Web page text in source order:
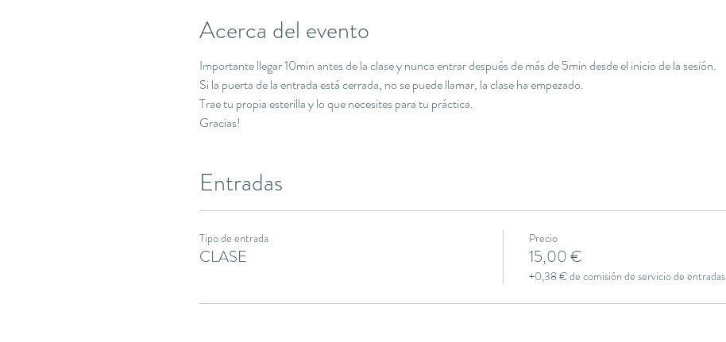
Acerca del evento
Importante llegar 10min antes de la clase y nunca entrar después de más de 5min desde el inicio de la sesión.
Si la puerta de la entrada está cerrada, no se puede llamar, la clase ha empezado.
Trae tu propia esterilla y lo que necesites para tu práctica.
Gracias!
Entradas
Tipo de entrada
CLASE
Precio
15,00 €
+0,38 € de comisión de servicio de entradas